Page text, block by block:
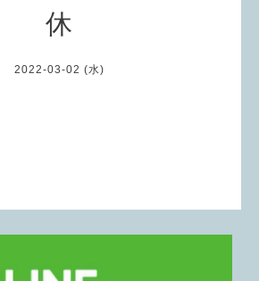
休
2022-03-02 (水)